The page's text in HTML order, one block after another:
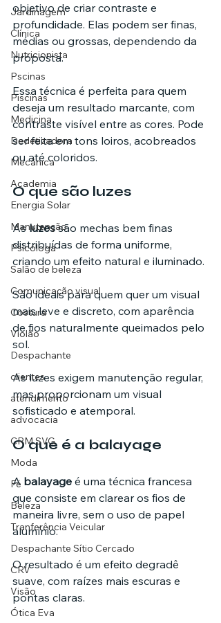
Jardinagem
Clínica
Nutricionista
Pscinas
Piscinas
Medicina
Dedetizadora
Mecânica
Academia
Energia Solar
Manutenção
Psicóloga
Salão de beleza
Comunicação visual
Costura
Violão
Despachante
clientes
atendimento
advocacia
CRM SVG
Moda
Fé
Beleza
Tranferência Veicular
Despachante Sítio Cercado
CRV
Visão
Ótica Eva
objetivo de criar contraste e
profundidade. Elas podem ser finas,
médias ou grossas, dependendo da
proposta.
Essa técnica é perfeita para quem
deseja um resultado marcante, com
contraste visível entre as cores. Pode
ser feita em tons loiros, acobreados
ou até coloridos.
O que são luzes
As luzes são mechas bem finas
distribuídas de forma uniforme,
criando um efeito natural e iluminado.
São ideais para quem quer um visual
mais leve e discreto, com aparência
de fios naturalmente queimados pelo
sol.
As luzes exigem manutenção regular,
mas proporcionam um visual
sofisticado e atemporal.
O que é a balayage
A balayage é uma técnica francesa
que consiste em clarear os fios de
maneira livre, sem o uso de papel
alumínio.
O resultado é um efeito degradê
suave, com raízes mais escuras e
pontas claras.